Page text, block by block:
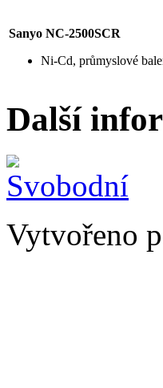
Sanyo NC-2500SCR
Ni-Cd, průmyslové
Další
Vytvořeno